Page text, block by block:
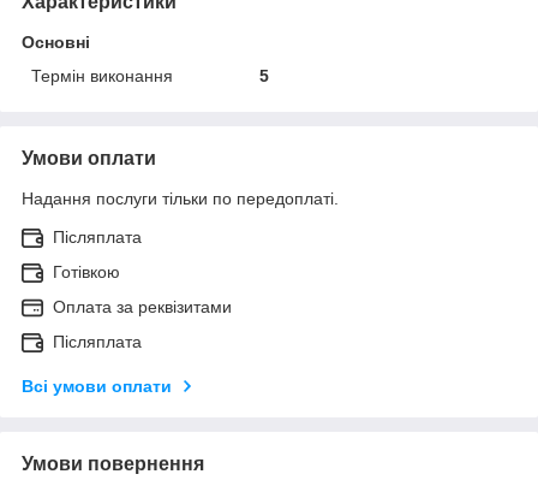
Основні
Термін виконання
5
Умови оплати
Надання послуги тільки по передоплаті.
Післяплата
Готівкою
Оплата за реквізитами
Післяплата
Всі умови оплати
Умови повернення